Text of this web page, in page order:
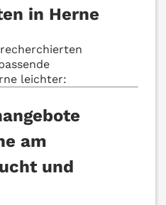
in Herne
leichter:
am
und